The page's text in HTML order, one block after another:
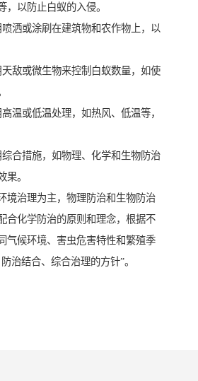
，以防止白蚁的入侵。
洒或涂刷在建筑物和农作物上，以
敌或微生物来控制白蚁数量，如使
温或低温处理，如热风、低温等，
合措施，如物理、化学和生物防治
果。
境治理为主，物理防治和生物防治
合化学防治的原则和理念，根据不
气候环境、害虫危害特性和繁殖季
治结合、综合治理的方针”。